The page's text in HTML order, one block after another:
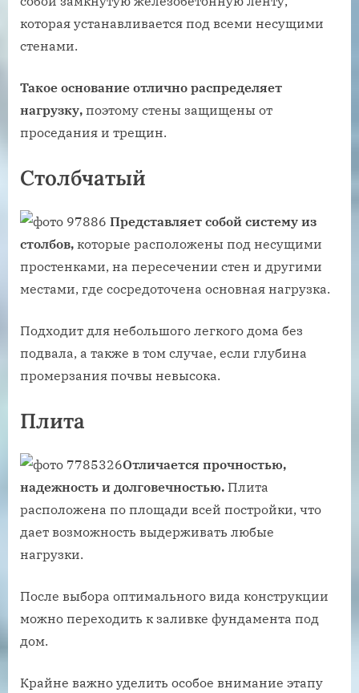
которая устанавливается под всеми несущими
стенами.
Такое основание отлично распределяет
нагрузку, поэтому стены защищены от
проседания и трещин.
Столбчатый
Представляет собой систему из
столбов, которые расположены под несущими
простенками, на пересечении стен и другими
местами, где сосредоточена основная нагрузка.
Подходит для небольшого легкого дома без
подвала, а также в том случае, если глубина
промерзания почвы невысока.
Плита
Отличается прочностью,
надежность и долговечностью. Плита
расположена по площади всей постройки, что
дает возможность выдерживать любые
нагрузки.
После выбора оптимального вида конструкции
можно переходить к заливке фундамента под
дом.
Крайне важно уделить особое внимание этапу